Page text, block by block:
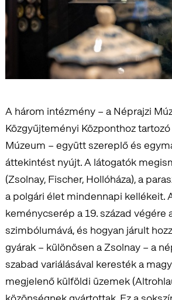
A három intézmény – a Néprajzi
Közgyűjteményi Központhoz
Múzeum – együtt szereplő és
áttekintést nyújt. A látogatók
(Zsolnay, Fischer, Hollóháza), a
a polgári élet mindennapi kellékeit.
keménycserép a 19. század
szimbólumává, és hogyan járult
gyárak – különösen a Zsolnay – a
szabad variálásával keresték a
megjelenő külföldi üzemek